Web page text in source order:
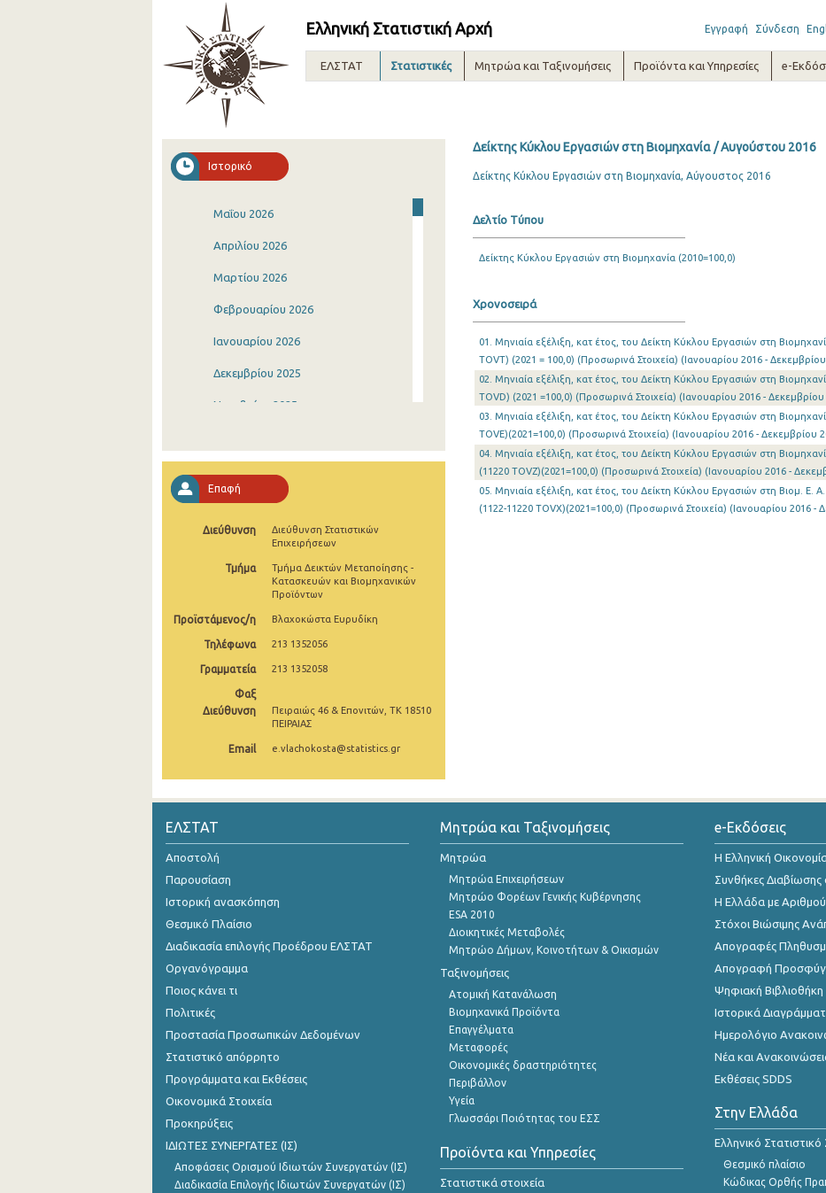
Ελληνική Στατιστική Αρχή Εγγραφή Σύνδεση
ΕΛΣΤΑΤ Στατιστικές Μητρώα και Ταξινομήσεις Προϊόντα και Υπηρεσίες e-
Ιστορικό
Μαΐου 2026
Απριλίου 2026
Μαρτίου 2026
Φεβρουαρίου 2026
Ιανουαρίου 2026
Δεκεμβρίου 2025
Νοεμβρίου 2025
Αυγούστου 2025
Ιουλίου 2025
Ιουνίου 2025
Μαΐου 2025
Απριλίου 2025
Φεβρουαρίου 2025
Ιανουαρίου 2025
Δεκεμβρίου 2024
Οκτωβρίου 2024
Σεπτεμβρίου 2024
Αυγούστου 2024
Ιουνίου 2024
Απριλίου 2024
Μαρτίου 2024
Φεβρουαρίου 2024
Ιανουαρίου 2024
Δεκεμβρίου 2023
Νοεμβρίου 2023
Επαφή
Διεύθυνση
Διεύθυνση Στατιστικών
Επιχειρήσεων
Τμήμα
Τμήμα Δεικτών Μεταποίησης -
Κατασκευών και Βιομηχανικών
Προϊόντων
Προϊστάμενος/η Βλαχοκώστα Ευρυδίκη
Τηλέφωνα 213 1352056
Γραμματεία 213 1352058
Φαξ
Διεύθυνση
Πειραιώς 46 & Επονιτών, ΤΚ 18510
ΠΕΙΡΑΙΑΣ
Email e.vlachokosta@statistics.gr
Δείκτης Κύκλου Εργασιών στη Βιομηχανία / Αυγούστου 2016
Δείκτης Κύκλου Εργασιών στη Βιομηχανία, Αύγουστος 2016
Δελτίο Τύπου
Δείκτης Κύκλου Εργασιών στη Βιομηχανία (2010=100,0)
Χρονοσειρά
01. Μηνιαία εξέλιξη, κατ έτος, του Δείκτη Κύκλου Εργασιών στη
TOVT) (2021 = 100,0) (Προσωρινά Στοιχεία) (Ιανουαρίου 2016 -
02. Μηνιαία εξέλιξη, κατ έτος, του Δείκτη Κύκλου Εργασιών στη
TOVD) (2021 =100,0) (Προσωρινά Στοιχεία) (Ιανουαρίου 2016 - Δεκεμβρίου
03. Μηνιαία εξέλιξη, κατ έτος, του Δείκτη Κύκλου Εργασιών στη
TOVE)(2021=100,0) (Προσωρινά Στοιχεία) (Ιανουαρίου 2016 - Δεκεμβρίου
04. Μηνιαία εξέλιξη, κατ έτος, του Δείκτη Κύκλου Εργασιών στη
(11220 TOVZ)(2021=100,0) (Προσωρινά Στοιχεία) (Ιανουαρίου 2016 -
05. Μηνιαία εξέλιξη, κατ έτος, του Δείκτη Κύκλου Εργασιών στη Βιομ.
(1122-11220 TOVX)(2021=100,0) (Προσωρινά Στοιχεία) (Ιανουαρίου 2016 -
ΕΛΣΤΑΤ
Αποστολή
Παρουσίαση
Ιστορική ανασκόπηση
Θεσμικό Πλαίσιο
Διαδικασία επιλογής Προέδρου ΕΛΣΤΑΤ
Οργανόγραμμα
Ποιος κάνει τι
Πολιτικές
Προστασία Προσωπικών Δεδομένων
Στατιστικό απόρρητο
Προγράμματα και Εκθέσεις
Οικονομικά Στοιχεία
Προκηρύξεις
ΙΔΙΩΤΕΣ ΣΥΝΕΡΓΑΤΕΣ (ΙΣ)
Αποφάσεις Ορισμού Ιδιωτών Συνεργατών (ΙΣ)
Διαδικασία Επιλογής Ιδιωτών Συνεργατών (ΙΣ)
Μητρώα και Ταξινομήσεις
Μητρώα
Μητρώα Επιχειρήσεων
Μητρώο Φορέων Γενικής Κυβέρνησης
ESA 2010
Διοικητικές Μεταβολές
Μητρώο Δήμων, Κοινοτήτων & Οικισμών
Ταξινομήσεις
Ατομική Κατανάλωση
Βιομηχανικά Προϊόντα
Επαγγέλματα
Μεταφορές
Οικονομικές δραστηριότητες
Περιβάλλον
Υγεία
Γλωσσάρι Ποιότητας του ΕΣΣ
Προϊόντα και Υπηρεσίες
Στατιστικά στοιχεία
e-Εκδόσεις
Η Ελληνική
Συνθήκες
Η Ελλάδα με
Στόχοι Βιώσιμης
Απογραφές
Απογραφή
Ψηφιακή Βιβλιοθήκη
Ιστορικά
Ημερολόγιο
Νέα και
Εκθέσεις SDDS
Στην Ελλάδα
Ελληνικό
Θεσμικό πλαίσιο
Κώδικας Ορθής